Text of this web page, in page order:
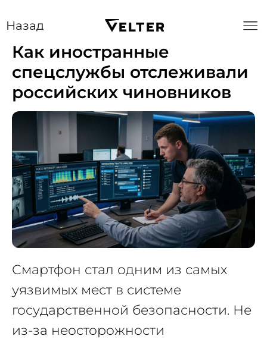
Как иностранные
спецслужбы отслеживали
российских чиновников
Смартфон стал одним из самых
уязвимых мест в системе
государственной безопасности. Не
из-за неосторожности